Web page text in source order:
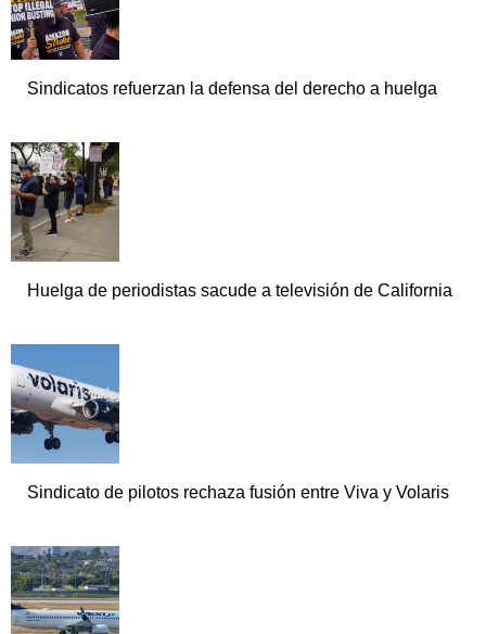
Sindicatos refuerzan la defensa del derecho a huelga
Huelga de periodistas sacude a televisión de California
Sindicato de pilotos rechaza fusión entre Viva y Volaris